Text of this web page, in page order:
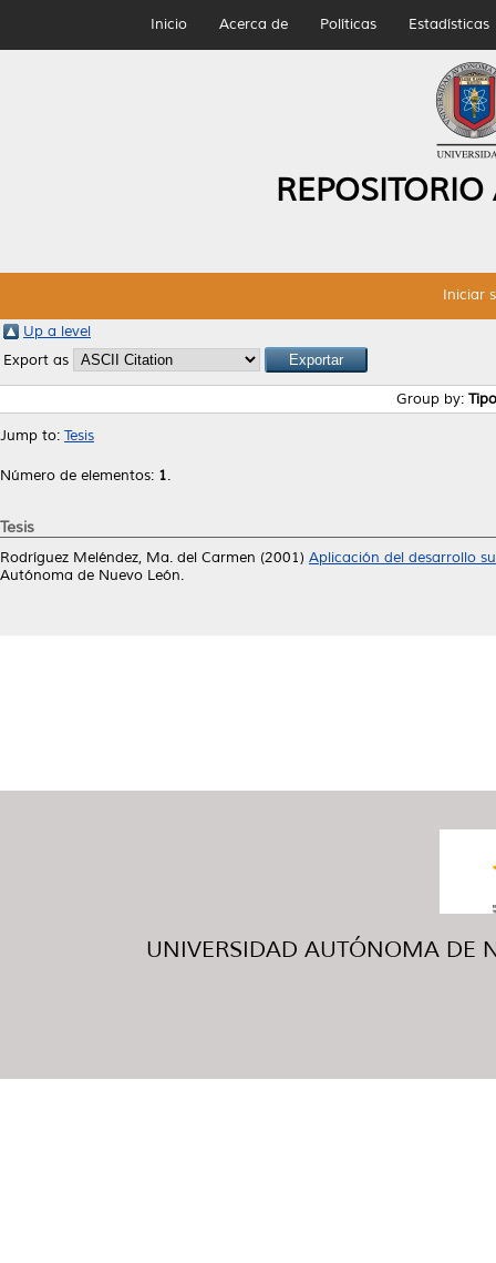
Inicio Acerca de Políticas Estadísticas
Iniciar
Up a level
Export as
Group by:
Jump to: Tesis
Número de elementos: 1.
Tesis
Rodríguez Meléndez, Ma. del Carmen (2001) Aplicación del desarrollo
Autónoma de Nuevo León.
UNIVERSIDAD AUTÓNOMA DE